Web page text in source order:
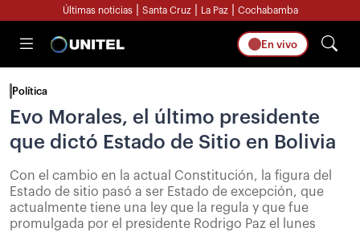
Últimas noticias Santa Cruz La Paz Cochabamba
En vivo
Política
Evo Morales, el último presidente
que dictó Estado de Sitio en Bolivia
Con el cambio en la actual Constitución, la figura del
Estado de sitio pasó a ser Estado de excepción, que
actualmente tiene una ley que la regula y que fue
promulgada por el presidente Rodrigo Paz el lunes